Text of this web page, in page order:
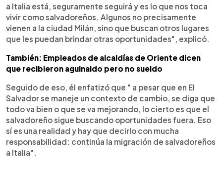
a Italia está, seguramente seguirá y es lo que nos toca
vivir como salvadoreños. Algunos no precisamente
vienen a la ciudad Milán, sino que buscan otros lugares
que les puedan brindar otras oportunidades", explicó.
También: Empleados de alcaldías de Oriente dicen
que recibieron aguinaldo pero no sueldo
Seguido de eso, él enfatizó que " a pesar que en El
Salvador se maneje un contexto de cambio, se diga que
todo va bien o que se va mejorando, lo cierto es que el
salvadoreño sigue buscando oportunidades fuera. Eso
sí es una realidad y hay que decirlo con mucha
responsabilidad: continúa la migración de salvadoreños
a Italia".